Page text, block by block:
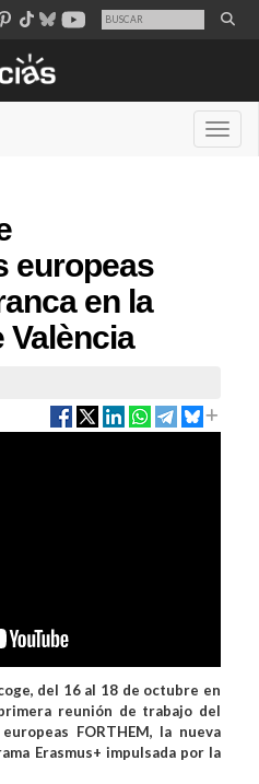
europeas
en la
València
del 16 al 18 de octubre en
reunión de trabajo del
FORTHEM, la nueva
Erasmus+ impulsada por la